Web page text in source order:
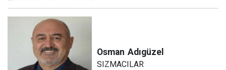
Osman Adıgüzel
SIZMACILAR